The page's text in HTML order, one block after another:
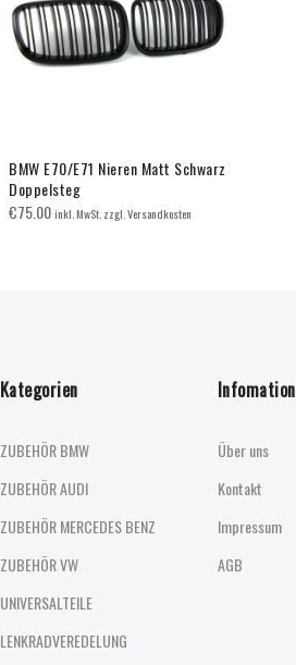
BMW E70/E71 Nieren Matt Schwarz
Doppelsteg
€75.00inkl. MwSt. zzgl. Versandkosten
Kategorien
ZUBEHÖR BMW
ZUBEHÖR AUDI
ZUBEHÖR MERCEDES BENZ
ZUBEHÖR VW
UNIVERSALTEILE
LENKRADVEREDELUNG
Infomation
Über uns
Kontakt
Impressum
AGB